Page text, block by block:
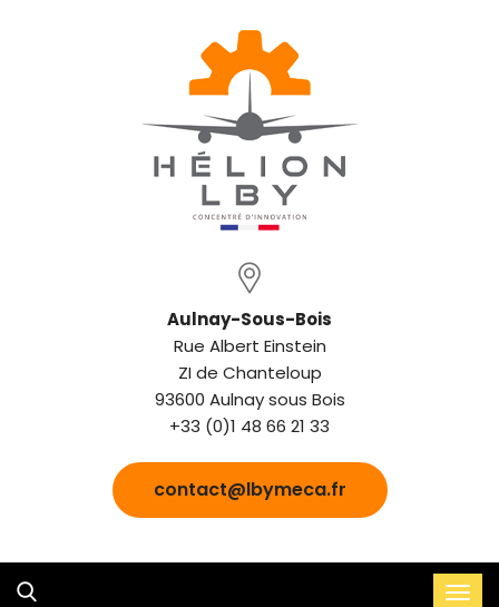
Aulnay-Sous-Bois
Rue Albert Einstein
ZI de Chanteloup
93600 Aulnay sous Bois
+33 (0)1 48 66 21 33
contact@lbymeca.fr